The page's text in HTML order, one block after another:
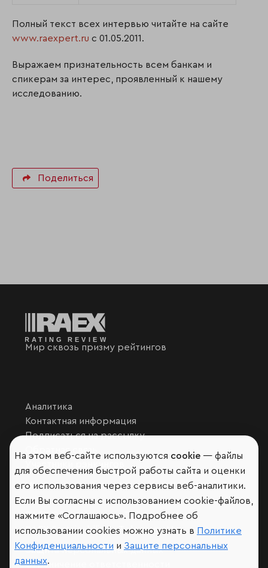
Полный текст всех интервью читайте на сайте
www.raexpert.ru с 01.05.2011.
Выражаем признательность всем банкам и
спикерам за интерес, проявленный к нашему
исследованию.
Поделиться
Мир сквозь призму рейтингов
Аналитика
Контактная информация
Подписаться на рассылку
Обратная связь
Участники рэнкингов
Мы в социальных сетях и мессенджерах
VK
RAEX Образование – Telegram,Max
RAEX Sustainability –Telegram,Max
Защита персональных данных
Ограничение ответственности
На этом веб-сайте используются cookie — файлы
для обеспечения быстрой работы сайта и оценки
его использования через сервисы веб-аналитики.
Если Вы согласны с использованием cookie-файлов,
нажмите «Соглашаюсь». Подробнее об
использовании cookies можно узнать в Политике
Конфиденциальности и Защите персональных
данных.